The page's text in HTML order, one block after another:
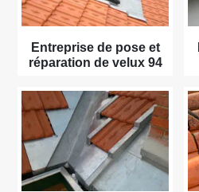
Entreprise de pose et
réparation de velux 94